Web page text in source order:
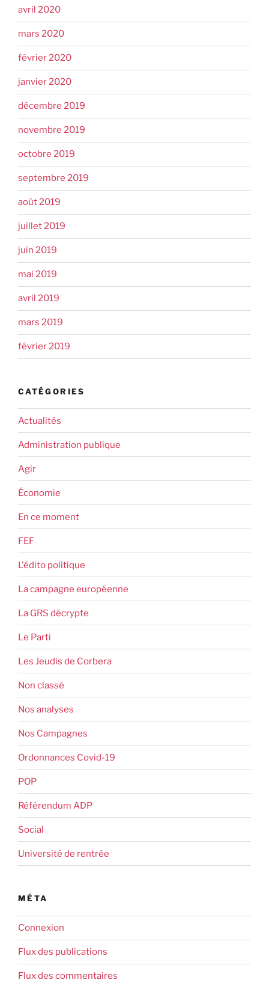
avril 2020
mars 2020
février 2020
janvier 2020
décembre 2019
novembre 2019
octobre 2019
septembre 2019
août 2019
juillet 2019
juin 2019
mai 2019
avril 2019
mars 2019
février 2019
CATÉGORIES
Actualités
Administration publique
Agir
Économie
En ce moment
FEF
L'édito politique
La campagne européenne
La GRS décrypte
Le Parti
Les Jeudis de Corbera
Non classé
Nos analyses
Nos Campagnes
Ordonnances Covid-19
POP
Référendum ADP
Social
Université de rentrée
MÉTA
Connexion
Flux des publications
Flux des commentaires